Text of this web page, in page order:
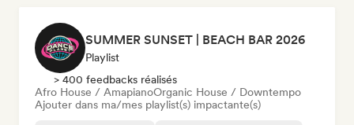
SUMMER SUNSET | BEACH BAR 2026
Playlist
> 400 feedbacks réalisés
Afro House / AmapianoOrganic House / Downtempo
Ajouter dans ma/mes playlist(s) impactante(s)